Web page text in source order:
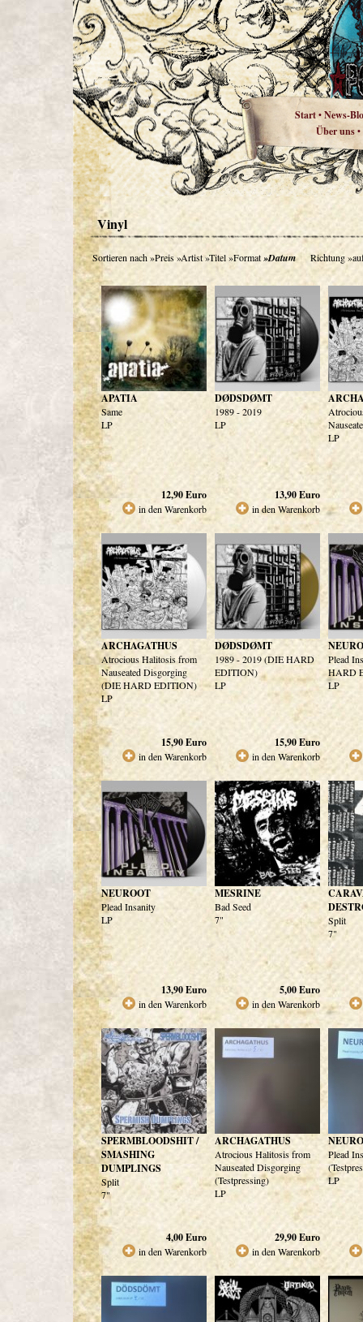
Start•News-
Über uns•
Vinyl
Sortieren nach»Preis»Artist»Titel»Format»Datum Richtung
APATIA
Same
LP
12,90Euro
in den Warenkorb
DØDSDØMT
1989 - 2019
LP
13,90Euro
in den Warenkorb
LP
ARCHAGATHUS
Atrocious Halitosis from
Nauseated Disgorging
(DIE HARD EDITION)
LP
15,90Euro
in den Warenkorb
DØDSDØMT
1989 - 2019 (DIE HARD
EDITION)
LP
15,90Euro
in den Warenkorb
Plead
HARD
LP
NEUROOT
Plead Insanity
LP
13,90Euro
in den Warenkorb
MESRINE
Bad Seed
7"
5,00Euro
in den Warenkorb
Split
7"
SPERMBLOODSHIT /
SMASHING
DUMPLINGS
Split
7"
4,00Euro
in den Warenkorb
ARCHAGATHUS
Atrocious Halitosis from
Nauseated Disgorging
(Testpressing)
LP
29,90Euro
in den Warenkorb
Plead
LP